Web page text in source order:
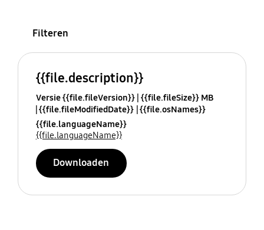
Filteren
{{file.description}}
Versie {{file.fileVersion}} {{file.fileSize}} MB
{{file.fileModifiedDate}} {{file.osNames}}
{{file.languageName}}
{{file.languageName}}
Downloaden